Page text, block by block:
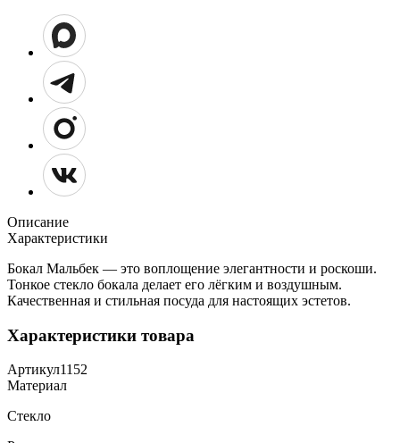
Описание
Характеристики
Бокал Мальбек — это воплощение элегантности и роскоши.
Тонкое стекло бокала делает его лёгким и воздушным.
Качественная и стильная посуда для настоящих эстетов.
Характеристики товара
Артикул1152
Материал
Стекло